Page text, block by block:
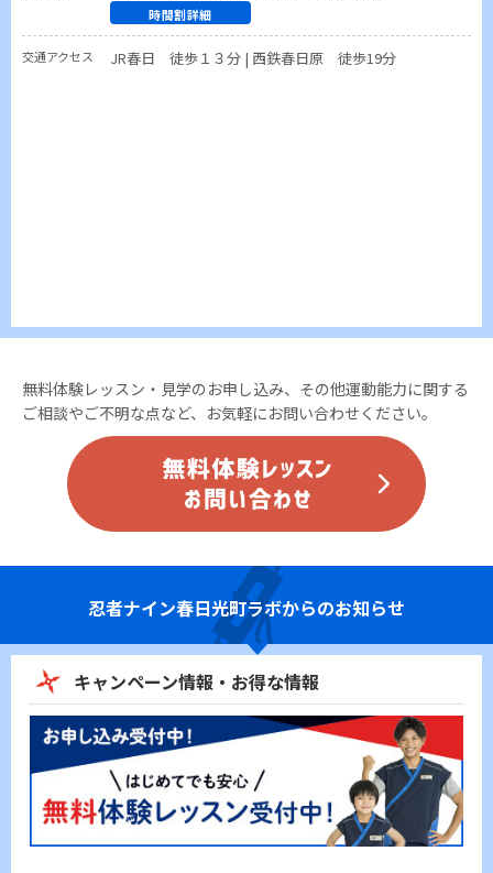
時間割詳細
交通アクセス JR春日 徒歩１３分 | 西鉄春日原 徒歩19分
無料体験レッスン・見学のお申し込み、その他運動能力に関する
ご相談やご不明な点など、お気軽にお問い合わせください。
忍者ナイン春日光町ラボからのお知らせ
キャンペーン情報・お得な情報